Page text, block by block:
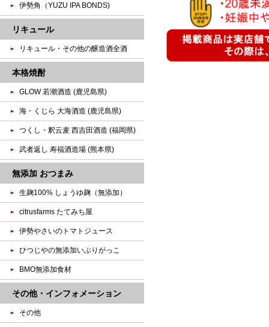
伊勢角（YUZU IPA BONDS)
リキュール
リキュール・その他の醸造酒全酒
本格焼酎
GLOW 若潮酒造 (鹿児島県)
海・くじら 大海酒造 (鹿児島県)
つくし・釈云麦 西吉田酒造 (福岡県)
武者返し 寿福酒造場 (熊本県)
無添加 おつまみ
生麹100% しょうゆ麹（無添加）
citrusfarms たてみち屋
伊勢やさいのトマトジュース
ひつじやの無添加いぶりがっこ
BMO無添加食材
その他・インフォメーション
その他